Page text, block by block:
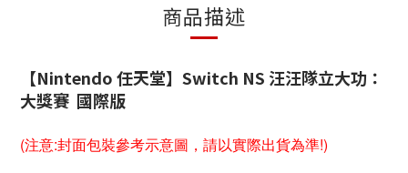
商品描述
【Nintendo 任天堂】Switch NS 汪汪隊立大功：
大獎賽 國際版
(注意:封面包裝參考示意圖，請以實際出貨為準!)